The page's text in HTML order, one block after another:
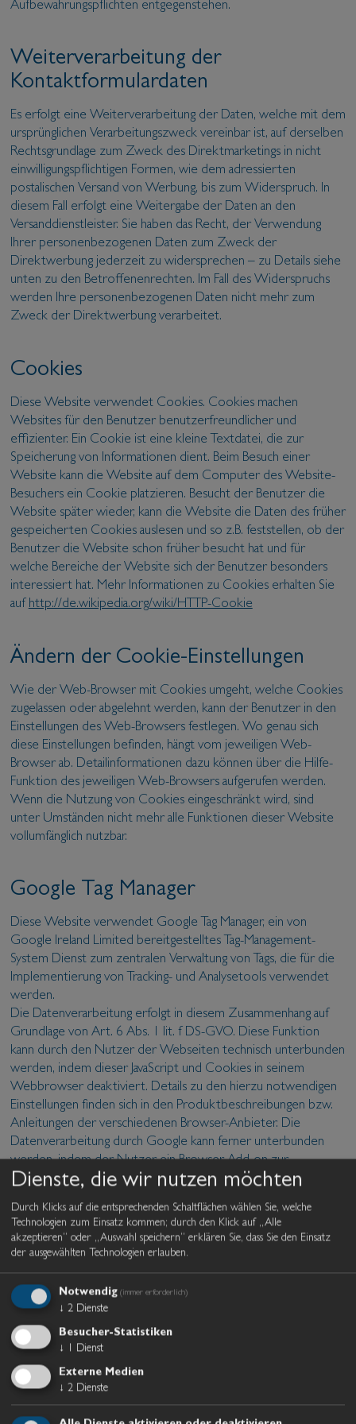
Aufbewahrungspflichten entgegenstehen.
Weiterverarbeitung der
Kontaktformulardaten
Es erfolgt eine Weiterverarbeitung der Daten, welche mit dem
ursprünglichen Verarbeitungszweck vereinbar ist, auf derselben
Rechtsgrundlage zum Zweck des Direktmarketings in nicht
einwilligungspflichtigen Formen, wie dem adressierten
postalischen Versand von Werbung, bis zum Widerspruch. In
diesem Fall erfolgt eine Weitergabe der Daten an den
Versanddienstleister. Sie haben das Recht, der Verwendung
Ihrer personenbezogenen Daten zum Zweck der
Direktwerbung jederzeit zu widersprechen – zu Details siehe
unten zu den Betroffenenrechten. Im Fall des Widerspruchs
werden Ihre personenbezogenen Daten nicht mehr zum
Zweck der Direktwerbung verarbeitet.
Cookies
Diese Website verwendet Cookies. Cookies machen
Websites für den Benutzer benutzerfreundlicher und
effizienter. Ein Cookie ist eine kleine Textdatei, die zur
Speicherung von Informationen dient. Beim Besuch einer
Website kann die Website auf dem Computer des Website-
Besuchers ein Cookie platzieren. Besucht der Benutzer die
Website später wieder, kann die Website die Daten des früher
gespeicherten Cookies auslesen und so z.B. feststellen, ob der
Benutzer die Website schon früher besucht hat und für
welche Bereiche der Website sich der Benutzer besonders
interessiert hat. Mehr Informationen zu Cookies erhalten Sie
auf http://de.wikipedia.org/wiki/HTTP-Cookie
Ändern der Cookie-Einstellungen
Wie der Web-Browser mit Cookies umgeht, welche Cookies
zugelassen oder abgelehnt werden, kann der Benutzer in den
Einstellungen des Web-Browsers festlegen. Wo genau sich
diese Einstellungen befinden, hängt vom jeweiligen Web-
Browser ab. Detailinformationen dazu können über die Hilfe-
Funktion des jeweiligen Web-Browsers aufgerufen werden.
Wenn die Nutzung von Cookies eingeschränkt wird, sind
unter Umständen nicht mehr alle Funktionen dieser Website
vollumfänglich nutzbar.
Google Tag Manager
Diese Website verwendet Google Tag Manager, ein von
Google Ireland Limited bereitgestelltes Tag-Management-
System Dienst zum zentralen Verwaltung von Tags, die für die
Implementierung von Tracking- und Analysetools verwendet
werden.
Die Datenverarbeitung erfolgt in diesem Zusammenhang auf
Grundlage von Art. 6 Abs. 1 lit. f DS-GVO. Diese Funktion
kann durch den Nutzer der Webseiten technisch unterbunden
werden, indem dieser JavaScript und Cookies in seinem
Webbrowser deaktiviert. Details zu den hierzu notwendigen
Einstellungen finden sich in den Produktbeschreibungen bzw.
Anleitungen der verschiedenen Browser-Anbieter. Die
Datenverarbeitung durch Google kann ferner unterbunden
werden, indem der Nutzer ein Browser-Add-on zur
Deaktivierung von Google verwendet. Detaillierte
Datenschutzerklärung von Google:Datenschutzerklärung
Google Analytics
Diese Website verwendet Google Analytics, einen
Parkway Mountain View, CA 94043, USA („Google“) auf der
(Analyse der Websitenutzung). Wir haben dazu mit Google
einen Vertrag zur Auftragsdatenverarbeitung abgeschlossen.
Dienste, die wir nutzen möchten
Durch Klicks auf die entsprechenden Schaltflächen wählen Sie, welche
Technologien zum Einsatz kommen; durch den Klick auf „Alle
akzeptieren“ oder „Auswahl speichern“ erklären Sie, dass Sie den Einsatz
der ausgewählten Technologien erlauben.
Notwendig (immer erforderlich)
↓ 2 Dienste
Besucher-Statistiken
↓
1 Dienst
Externe Medien
↓ 2 Dienste